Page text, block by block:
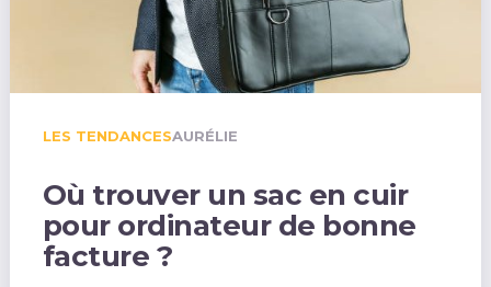
LES TENDANCESAURÉLIE
Où trouver un sac en cuir
pour ordinateur de bonne
facture ?